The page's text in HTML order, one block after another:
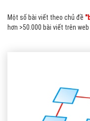
Một số bài viết theo chủ đề
hơn >50.000 bài viết trên